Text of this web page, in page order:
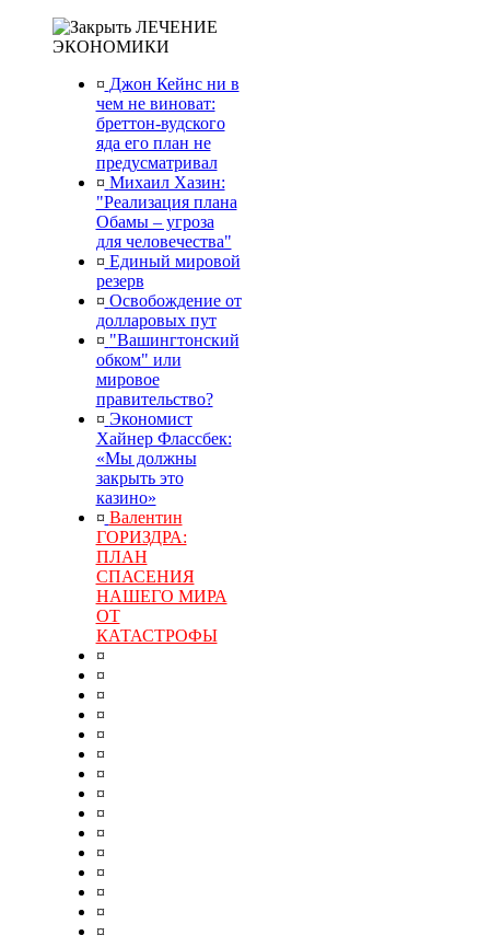
ЛЕЧЕНИЕ
ЭКОНОМИКИ
¤ Джон Кейнс ни в
чем не виноват:
бреттон-вудского
яда его план не
предусматривал
¤ Михаил Хазин:
"Реализация плана
Обамы – угроза
для человечества"
¤ Единый мировой
резерв
¤ Освобождение от
долларовых пут
¤ "Вашингтонский
обком" или
мировое
правительство?
¤ Экономист
Хайнер Флассбек:
«Мы должны
закрыть это
казино»
¤ Валентин
ГОРИЗДРА:
ПЛАН
СПАСЕНИЯ
НАШЕГО МИРА
ОТ
КАТАСТРОФЫ
¤
¤
¤
¤
¤
¤
¤
¤
¤
¤
¤
¤
¤
¤
¤